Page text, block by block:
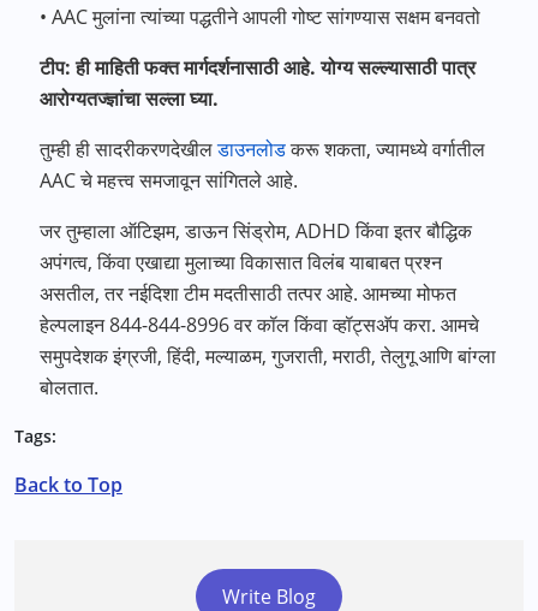
• AAC मुलांना त्यांच्या पद्धतीने आपली गोष्ट सांगण्यास सक्षम बनवतो
टीप: ही माहिती फक्त मार्गदर्शनासाठी आहे. योग्य सल्ल्यासाठी पात्र
आरोग्यतज्ज्ञांचा सल्ला घ्या.
तुम्ही ही सादरीकरणदेखीलडाउनलोडकरू शकता, ज्यामध्ये वर्गातील
AAC चे महत्त्व समजावून सांगितले आहे.
जर तुम्हाला ऑटिझम, डाऊन सिंड्रोम, ADHD किंवा इतर बौद्धिक
अपंगत्व, किंवा एखाद्या मुलाच्या विकासात विलंब याबाबत प्रश्न
असतील, तर नईदिशा टीम मदतीसाठी तत्पर आहे. आमच्या मोफत
हेल्पलाइन 844-844-8996 वर कॉल किंवा व्हॉट्सअ‍ॅप करा. आमचे
समुपदेशक इंग्रजी, हिंदी, मल्याळम, गुजराती, मराठी, तेलुगू आणि बांग्ला
बोलतात.
Tags:
Back to Top
Write Blog